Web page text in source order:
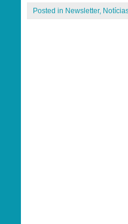
Posted in Newsletter,